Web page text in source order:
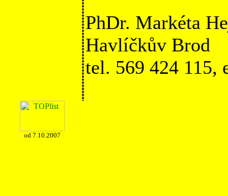
PhDr. Markéta
Havlíčkův Brod
tel. 569 424 115,
od 7.10.2007